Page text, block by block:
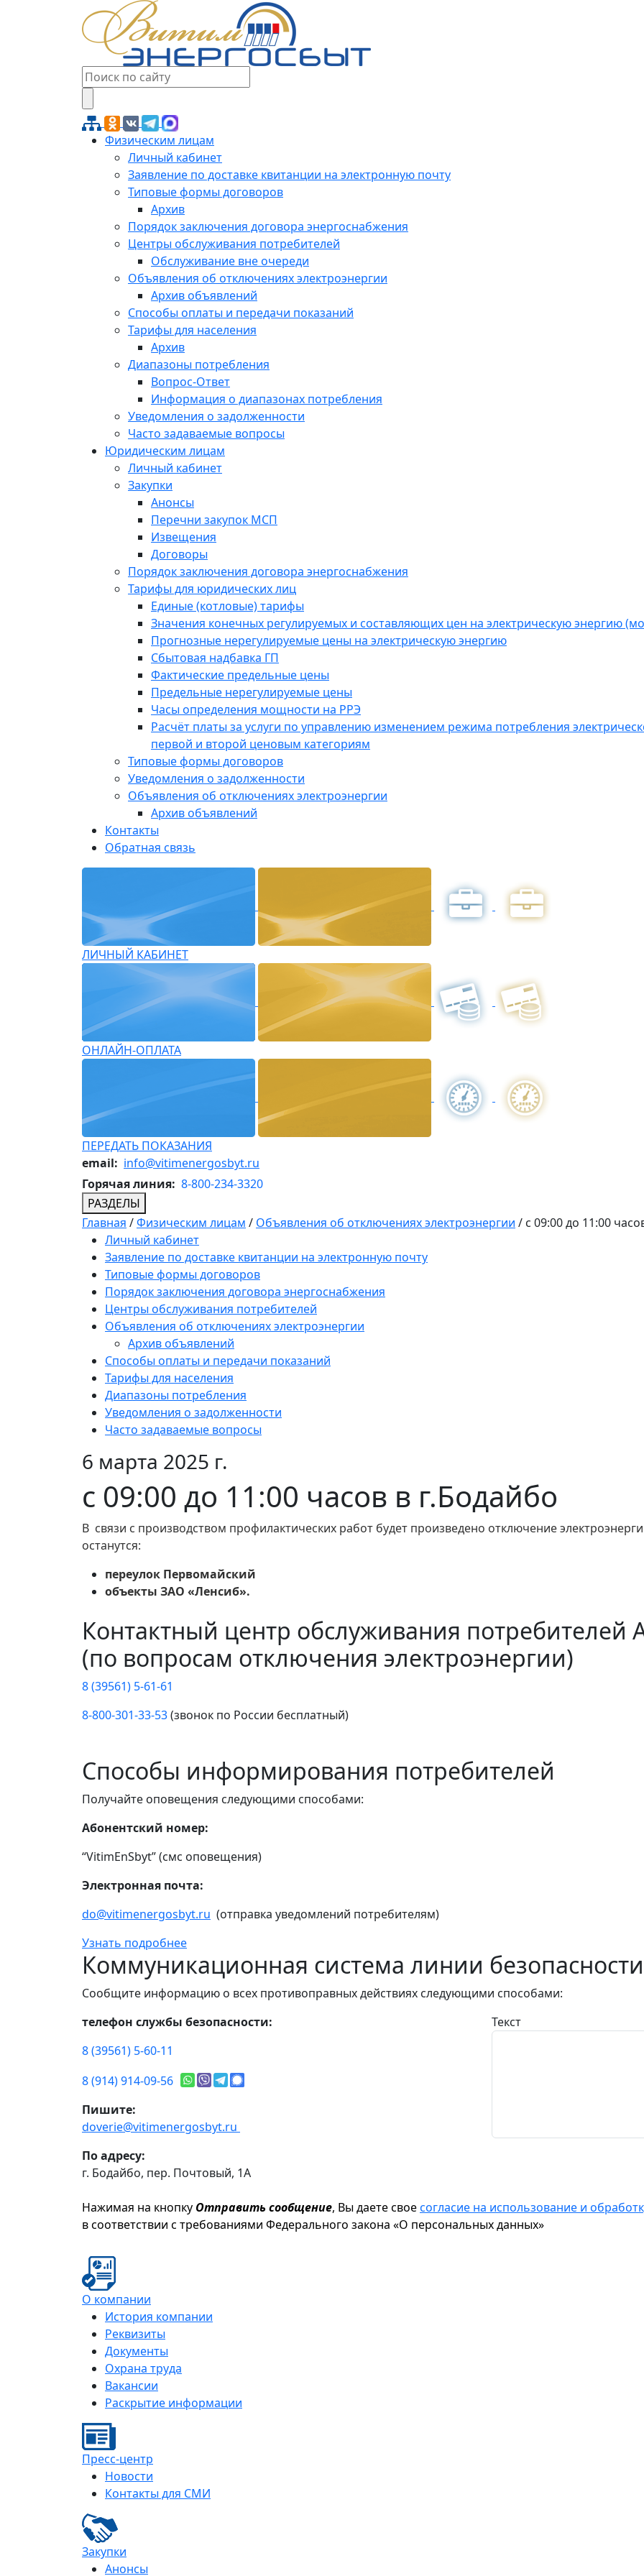
Физическим лицам
Личный кабинет
Заявление по доставке квитанции на электронную почту
Типовые формы договоров
Архив
Порядок заключения договора энергоснабжения
Центры обслуживания потребителей
Обслуживание вне очереди
Объявления об отключениях электроэнергии
Архив объявлений
Способы оплаты и передачи показаний
Тарифы для населения
Архив
Диапазоны потребления
Вопрос-Ответ
Информация о диапазонах потребления
Уведомления о задолженности
Часто задаваемые вопросы
Юридическим лицам
Личный кабинет
Закупки
Анонсы
Перечни закупок МСП
Извещения
Договоры
Порядок заключения договора энергоснабжения
Тарифы для юридических лиц
Единые (котловые) тарифы
Значения конечных регулируемых и составляющих цен на электрическую энергию
Прогнозные нерегулируемые цены на электрическую энергию
Сбытовая надбавка ГП
Фактические предельные цены
Предельные нерегулируемые цены
Часы определения мощности на РРЭ
Расчёт платы за услуги по управлению изменением режима потребления
первой и второй ценовым категориям
Типовые формы договоров
Уведомления о задолженности
Объявления об отключениях электроэнергии
Архив объявлений
Контакты
Обратная связь
ЛИЧНЫЙ КАБИНЕТ
ОНЛАЙН-ОПЛАТА
ПЕРЕДАТЬ ПОКАЗАНИЯ
email: info@vitimenergosbyt.ru
Горячая линия: 8-800-234-3320
РАЗДЕЛЫ
Главная /Физическим лицам / Объявления об отключениях электроэнергии / с 09:00 до 11:00
Личный кабинет
Заявление по доставке квитанции на электронную почту
Типовые формы договоров
Порядок заключения договора энергоснабжения
Центры обслуживания потребителей
Объявления об отключениях электроэнергии
Архив объявлений
Способы оплаты и передачи показаний
Тарифы для населения
Диапазоны потребления
Уведомления о задолженности
Часто задаваемые вопросы
6 марта 2025 г.
с 09:00 до 11:00 часов в г.Бодайбо
В связи с производством профилактических работ будет произведено отключение
останутся:
переулок Первомайский
объекты ЗАО «Ленсиб».
Контактный центр обслуживания потребителей
(по вопросам отключения электроэнергии)
8 (39561) 5-61-61
8-800-301-33-53(звонок по России бесплатный)
Способы информирования потребителей
Получайте оповещения следующими способами:
Абонентский номер:
“VitimEnSbyt” (смс оповещения)
Электронная почта:
do@vitimenergosbyt.ru (отправка уведомлений потребителям)
Узнать подробнее
Коммуникационная система линии безопасности
Сообщите информацию о всех противоправных действиях следующими способами:
телефон службы безопасности:
8 (39561) 5-60-11
8 (914) 914-09-56
Пишите:
doverie@vitimenergosbyt.ru
По адресу:
г. Бодайбо, пер. Почтовый, 1А
Текст
Нажимая на кнопку Отправить сообщение, Вы даете своесогласие на использование и
в соответствии с требованиями Федерального закона «О персональных данных»
О компании
История компании
Реквизиты
Документы
Охрана труда
Вакансии
Раскрытие информации
Пресс-центр
Новости
Контакты для СМИ
Закупки
Анонсы